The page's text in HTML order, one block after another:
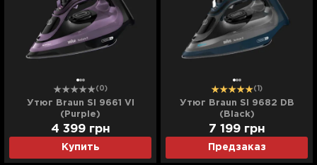
(0)
Утюг Braun SI 9661 VI
(Purple)
Купить
4 399 грн
(1)
Утюг Braun SI 9682 DB
(Black)
Предзаказ
7 199 грн